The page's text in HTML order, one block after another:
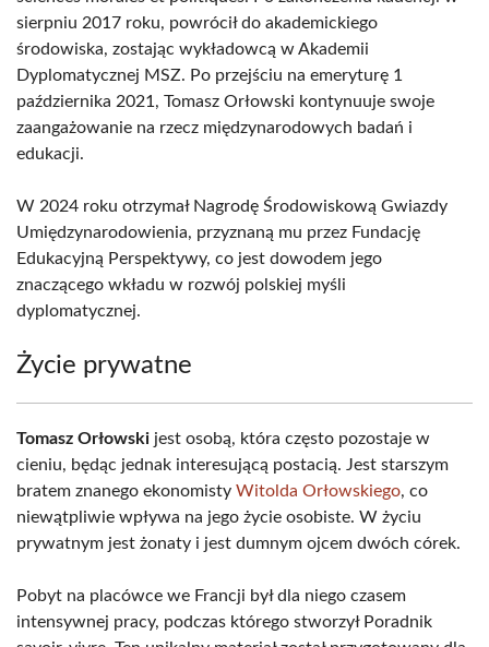
sierpniu 2017 roku, powrócił do akademickiego
środowiska, zostając wykładowcą w Akademii
Dyplomatycznej MSZ. Po przejściu na emeryturę 1
października 2021, Tomasz Orłowski kontynuuje swoje
zaangażowanie na rzecz międzynarodowych badań i
edukacji.
W 2024 roku otrzymał Nagrodę Środowiskową Gwiazdy
Umiędzynarodowienia, przyznaną mu przez Fundację
Edukacyjną Perspektywy, co jest dowodem jego
znaczącego wkładu w rozwój polskiej myśli
dyplomatycznej.
Życie prywatne
Tomasz Orłowski jest osobą, która często pozostaje w
cieniu, będąc jednak interesującą postacią. Jest starszym
bratem znanego ekonomisty Witolda Orłowskiego, co
niewątpliwie wpływa na jego życie osobiste. W życiu
prywatnym jest żonaty i jest dumnym ojcem dwóch córek.
Pobyt na placówce we Francji był dla niego czasem
intensywnej pracy, podczas którego stworzył Poradnik